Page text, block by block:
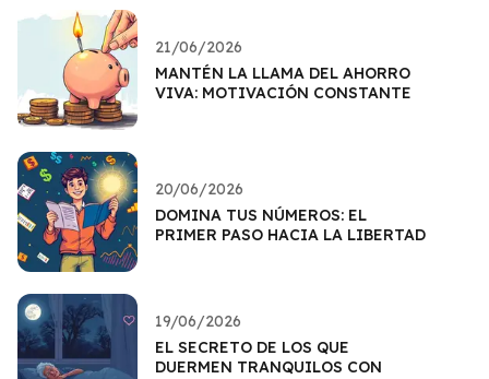
21/06/2026
MANTÉN LA LLAMA DEL AHORRO
VIVA: MOTIVACIÓN CONSTANTE
20/06/2026
DOMINA TUS NÚMEROS: EL
PRIMER PASO HACIA LA LIBERTAD
19/06/2026
EL SECRETO DE LOS QUE
DUERMEN TRANQUILOS CON